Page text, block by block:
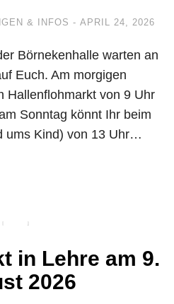
& INFOS APRIL 24, 2026
Börnekenhalle warten an
Euch. Am morgigen
Hallenflohmarkt von 9 Uhr
Sonntag könnt Ihr beim
ums Kind) von 13 Uhr…
in Lehre am 9.
2026